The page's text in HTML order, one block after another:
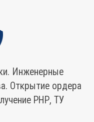
Инженерные
Открытие ордера
РНР, ТУ